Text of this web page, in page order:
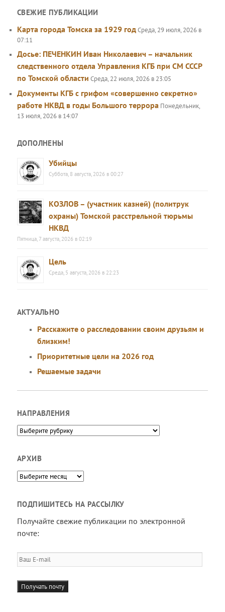
СВЕЖИЕ ПУБЛИКАЦИИ
Карта города Томска за 1929 годСреда, 29 июля, 2026 в
07:11
Досье: ПЕЧЕНКИН Иван Николаевич – начальник
следственного отдела Управления КГБ при СМ СССР
по Томской области Среда, 22 июля, 2026 в 23:05
Документы КГБ с грифом «совершенно секретно»
работе НКВД в годы Большого террора Понедельник,
13 июля, 2026 в 14:07
ДОПОЛНЕНЫ
Убийцы
Суббота, 8 августа, 2026 в 00:27
КОЗЛОВ – (участник казней) (политрук
охраны) Томской расстрельной тюрьмы
НКВД
Пятница, 7 августа, 2026 в 02:19
Цель
Среда, 5 августа, 2026 в 22:23
АКТУАЛЬНО
Расскажите о расследовании своим друзьям и
близким!
Приоритетные цели на 2026 год
Решаемые задачи
НАПРАВЛЕНИЯ
Направления
АРХИВ
Архив
ПОДПИШИТЕСЬ НА РАССЫЛКУ
Получайте свежие публикации по электронной
почте:
Ваш
E-
mail
Получать почту